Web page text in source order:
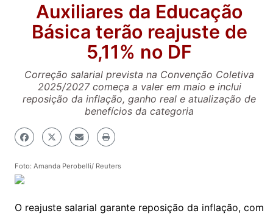
Auxiliares da Educação
Básica terão reajuste de
5,11% no DF
Correção salarial prevista na Convenção Coletiva
2025/2027 começa a valer em maio e inclui
reposição da inflação, ganho real e atualização de
benefícios da categoria
Foto: Amanda Perobelli/ Reuters
O reajuste salarial garante reposição da inflação, com